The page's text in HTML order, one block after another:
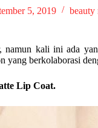
5, 2019 beauty
namun kali ini ada
berkolaborasi
Lip Coat.